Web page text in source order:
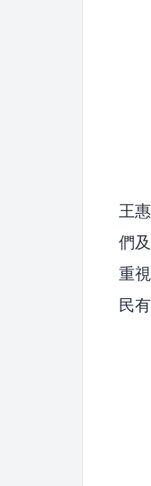
王
們
重
民